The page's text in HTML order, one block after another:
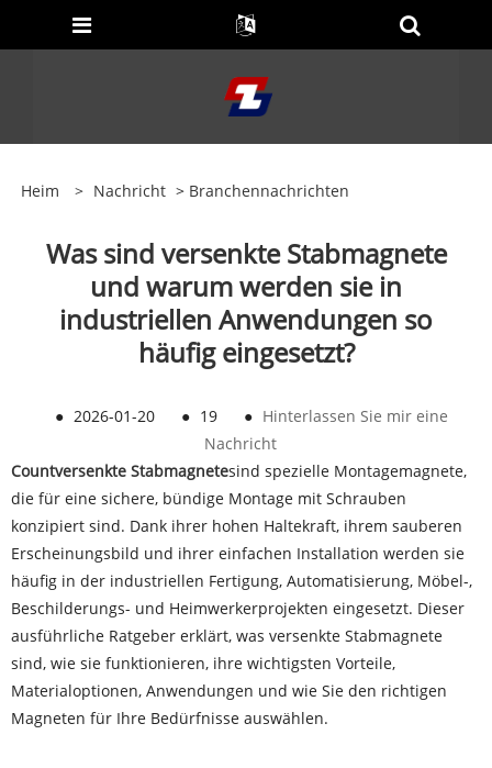
Heim > Nachricht > Branchennachrichten
Was sind versenkte Stabmagnete
und warum werden sie in
industriellen Anwendungen so
häufig eingesetzt?
● 2026-01-20 ● 19 ● Hinterlassen Sie mir eine
Nachricht
Countversenkte Stabmagnetesind spezielle Montagemagnete,
die für eine sichere, bündige Montage mit Schrauben
konzipiert sind. Dank ihrer hohen Haltekraft, ihrem sauberen
Erscheinungsbild und ihrer einfachen Installation werden sie
häufig in der industriellen Fertigung, Automatisierung, Möbel-,
Beschilderungs- und Heimwerkerprojekten eingesetzt. Dieser
ausführliche Ratgeber erklärt, was versenkte Stabmagnete
sind, wie sie funktionieren, ihre wichtigsten Vorteile,
Materialoptionen, Anwendungen und wie Sie den richtigen
Magneten für Ihre Bedürfnisse auswählen.